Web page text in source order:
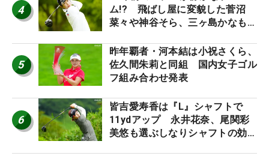
4
ム!? 飛ばし屋に変貌した菅沼
菜々や神谷そら、三ヶ島かなも使
ロたちの“飛ばしギア”】
5
昨年覇者・河本結は小祝さくら、
佐久間朱莉と同組 国内女子ゴル
フ組み合わせ発表
6
皆吉愛寿香は『L』シャフトで
11ydアップ 永井花奈、尾関彩
美悠も選ぶしなりシャフトの効果